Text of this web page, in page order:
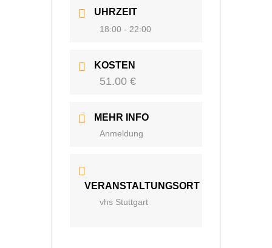
UHRZEIT
18:00 - 22:00
KOSTEN
51.00 €
MEHR INFO
Anmeldung
VERANSTALTUNGSORT
vhs Stuttgart